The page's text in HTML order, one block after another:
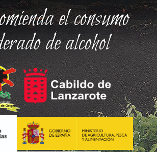
el consumo
de alcohol